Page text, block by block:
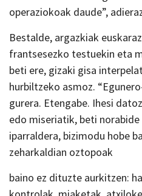
operaziokoak daude”,
Bestalde, argazkiak
frantsesezko testuekin eta
beti ere, gizaki gisa
hurbiltzeko asmoz.
gurera. Etengabe. Ihesi
edo miseriatik, beti
iparraldera, bizimodu hobe
zeharkaldian oztopoak
baino ez dituzte aurkitzen: